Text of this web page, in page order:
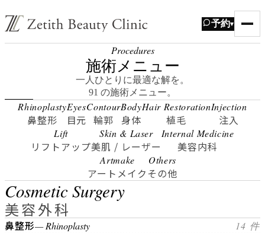
予約▾
Procedures
施術メニュー
一人ひとりに最適な解を。
91 の施術メニュー。
Rhinoplasty
鼻整形
Eyes
目元
Contour
輪郭
Body
身体
Hair Restoration
植毛
Injection
注入
Lift
リフトアップ
Skin & Laser
美肌 / レーザー
Internal Medicine
美容内科
Artmake
アートメイク
Others
その他
Cosmetic Surgery
美容外科
鼻整形— Rhinoplasty 14 件